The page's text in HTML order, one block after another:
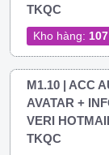
TKQC
Kho hàng: 107
M1.10 | ACC
AVATAR +
VERI
TKQC